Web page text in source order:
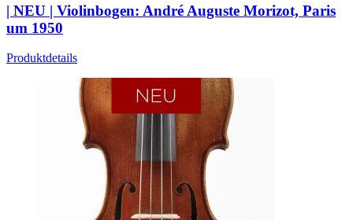
| NEU | Violinbogen: André Auguste Morizot, Paris
um 1950
Produktdetails